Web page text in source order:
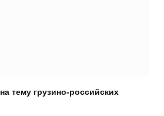
тему грузино-российских